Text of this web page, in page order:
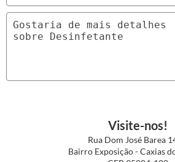
Visite-nos!
Rua Dom José Barea
Bairro Exposição - Caxias